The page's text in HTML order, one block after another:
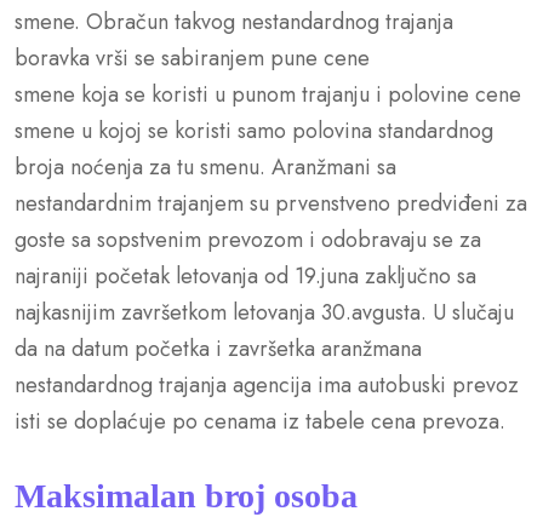
smene. Obračun takvog nestandardnog trajanja
boravka vrši se sabiranjem pune cene
smene koja se koristi u punom trajanju i polovine cene
smene u kojoj se koristi samo polovina standardnog
broja noćenja za tu smenu. Aranžmani sa
nestandardnim trajanjem su prvenstveno predviđeni za
goste sa sopstvenim prevozom i odobravaju se za
najraniji početak letovanja od 19.juna zaključno sa
najkasnijim završetkom letovanja 30.avgusta. U slučaju
da na datum početka i završetka aranžmana
nestandardnog trajanja agencija ima autobuski prevoz
isti se doplaćuje po cenama iz tabele cena prevoza.
Maksimalan broj osoba